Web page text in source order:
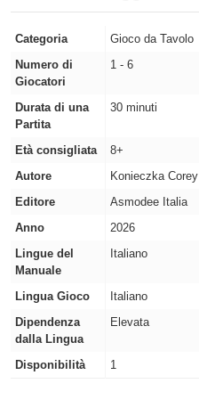
Categoria
Gioco da Tavolo
Numero di
Giocatori
1 - 6
Durata di una
Partita
30 minuti
Età consigliata
8+
Autore
Konieczka Corey
Editore
Asmodee Italia
Anno
2026
Lingue del
Manuale
Italiano
Lingua Gioco
Italiano
Dipendenza
dalla Lingua
Elevata
Disponibilità 1